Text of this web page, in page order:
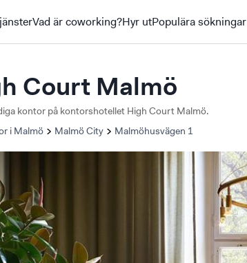
Vad är coworking?Hyr utPopulära sökningar
Court Malmö
kontor på kontorshotellet High Court Malmö.
i Malmö Malmö City Malmöhusvägen 1